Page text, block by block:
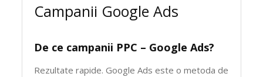
Campanii Google Ads
De ce campanii PPC – Google Ads?
Rezultate rapide. Google Ads este o metoda de